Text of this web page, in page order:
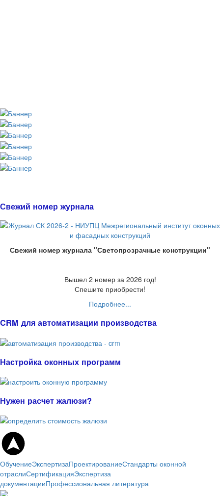
Свежий номер журнала
Свежий номер журнала "Светопрозрачные конструкции"
Вышел 2 номер за 2026 год!
Спешите приобрести!
Подробнее...
CRM для автоматизации производства
Настройка оконных программ
Нужен расчет жалюзи?
ОбучениеЭкспертизаПроектированиеСтандарты оконной
отраслиСертификацияЭкспертиза
документацииПрофессиональная литература